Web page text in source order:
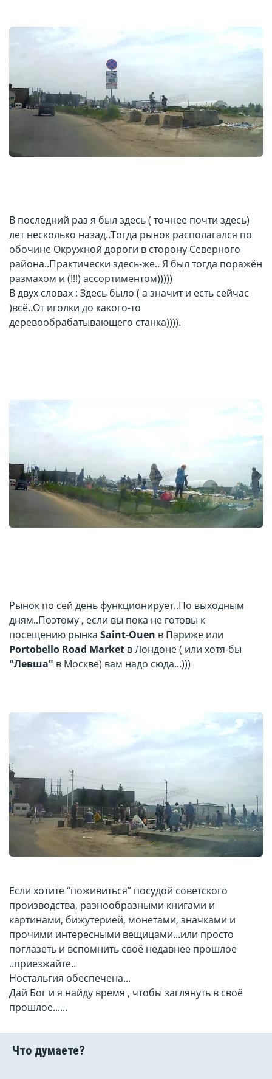
В последний раз я был здесь ( точнее почти здесь)
лет несколько назад..Тогда рынок располагался по
обочине Окружной дороги в сторону Северного
района..Практически здесь-же.. Я был тогда поражён
размахом и (!!!) ассортиментом)))))
В двух словах : Здесь было ( а значит и есть сейчас
)всё..От иголки до какого-то
деревообрабатывающего станка)))).
Рынок по сей день функционирует..По выходным
дням..Поэтому , если вы пока не готовы к
посещению рынка Saint-Ouen в Париже или
Portobello Road Market в Лондоне ( или хотя-бы
"Левша" в Москве) вам надо сюда...)))
Если хотите “поживиться” посудой советского
производства, разнообразными книгами и
картинами, бижутерией, монетами, значками и
прочими интересными вещицами...или просто
поглазеть и вспомнить своё недавнее прошлое
..приезжайте..
Ностальгия обеспечена...
Дай Бог и я найду время , чтобы заглянуть в своё
прошлое......